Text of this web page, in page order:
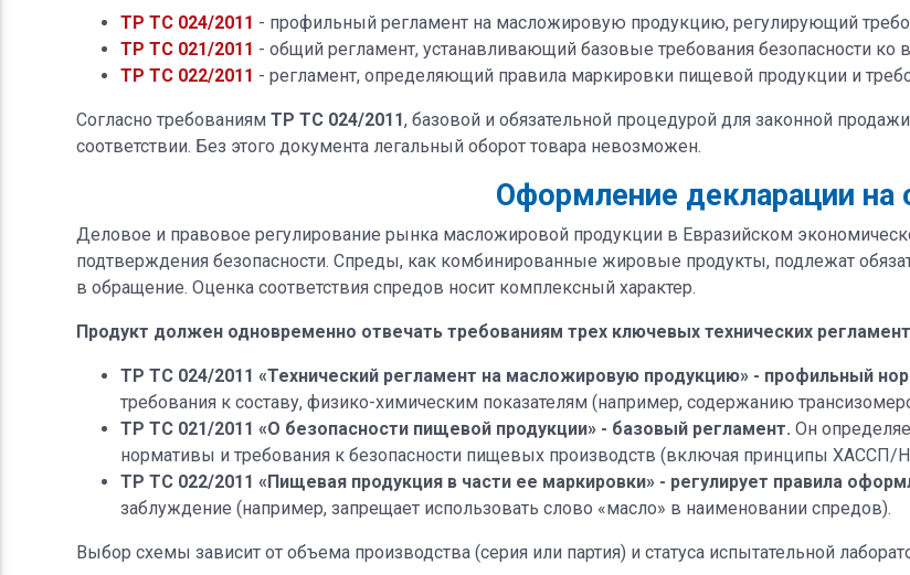
ТР ТС 024/2011 - профильный регламент на масложировую продукцию, регулирующий
ТР ТС 021/2011 - общий регламент, устанавливающий базовые требования безопасности
ТР ТС 022/2011 - регламент, определяющий правила маркировки пищевой продукции и
Согласно требованиям ТР ТС 024/2011, базовой и обязательной процедурой для законной
соответствии. Без этого документа легальный оборот товара невозможен.
Оформление декларации на
Деловое и правовое регулирование рынка масложировой продукции в Евразийском
подтверждения безопасности. Спреды, как комбинированные жировые продукты, подлежат
в обращение. Оценка соответствия спредов носит комплексный характер.
Продукт должен одновременно отвечать требованиям трех ключевых технических
ТР ТС 024/2011 «Технический регламент на масложировую продукцию» - профильный
требования к составу, физико-химическим показателям (например, содержанию
ТР ТС 021/2011 «О безопасности пищевой продукции» - базовый регламент. Он
нормативы и требования к безопасности пищевых производств (включая принципы ХАССП/
ТР ТС 022/2011 «Пищевая продукция в части ее маркировки» - регулирует правила
заблуждение (например, запрещает использовать слово «масло» в наименовании спредов).
Выбор схемы зависит от объема производства (серия или партия) и статуса испытательной